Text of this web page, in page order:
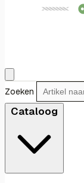
Zoeken
Cataloog